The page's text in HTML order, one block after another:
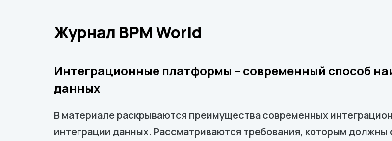
Журнал ВРМ World
Интеграционные платформы – современный способ
данных
В материале раскрываются преимущества современных
интеграции данных. Рассматриваются требования, которым должны